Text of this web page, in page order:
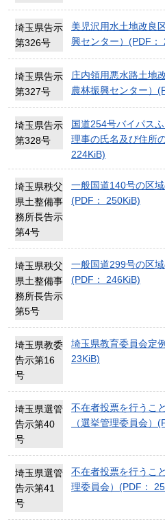
埼玉県告示
第326号
美児沢用水土地改良
興センター）(PDF：
埼玉県告示
第327号
庄内領用悪水路土地
農林振興センター）
埼玉県告示
第328号
国道254号バイパス
理事の氏名及び住所
224KiB)
埼玉県秩父
県土整備事
務所長告示
第4号
一般国道140号の区
(PDF： 250KiB)
埼玉県秩父
県土整備事
務所長告示
第5号
一般国道299号の区
(PDF： 246KiB)
埼玉県教委
告示第16
号
埼玉県教育委員会定
23KiB)
埼玉県選管
告示第40
号
不在者投票を行うこ
（選挙管理委員会）
埼玉県選管
告示第41
号
不在者投票を行うこ
理委員会）(PDF：